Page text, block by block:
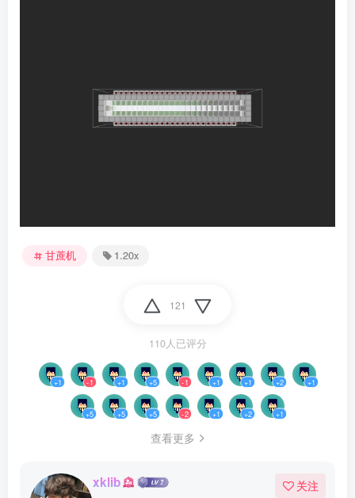
甘蔗机 1.20x
121
110人已评分
+1 -1 +1 +5 -1 +1 +1 +2 +1
+5 +5 +5 -2 +1 +2 +1
查看更多
xklib 关注